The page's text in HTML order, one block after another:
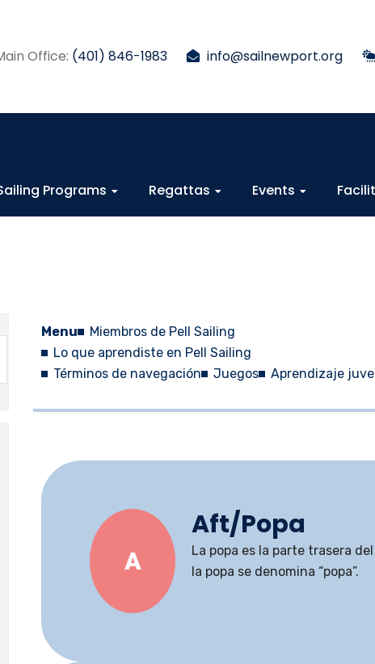
Office: (401) 846-1983 info@sailnewport.org
Programs Regattas Events
Menu
Miembros de Pell Sailing
Lo que aprendiste en Pell Sailing
Términos de navegación
Juegos Aprendizaje
A
Aft/Popa
La popa es la parte trasera
la popa se denomina “popa”.